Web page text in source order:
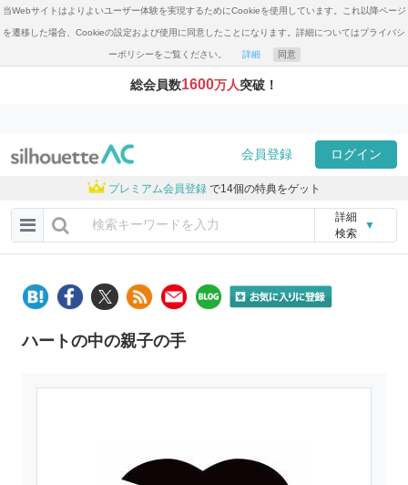
当Webサイトはよりよいユーザー体験を実現するためにCookieを使用しています。これ以降ページ
を遷移した場合、Cookieの設定および使用に同意したことになります。詳細についてはプライバシ
ーポリシーをご覧ください。 詳細 同意
総会員数1600万人突破！
会員登録 ログイン
プレミアム会員登録 で14個の特典をゲット
詳細
検索
▼
ハートの中の親子の手